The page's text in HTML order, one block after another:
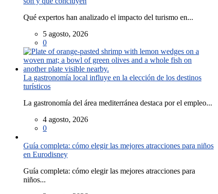
Qué expertos han analizado el impacto del turismo en...
5 agosto, 2026
0
La gastronomía local influye en la elección de los destinos
turísticos
La gastronomía del área mediterránea destaca por el empleo...
4 agosto, 2026
0
Guía completa: cómo elegir las mejores atracciones para niños
en Eurodisney
Guía completa: cómo elegir las mejores atracciones para
niños...